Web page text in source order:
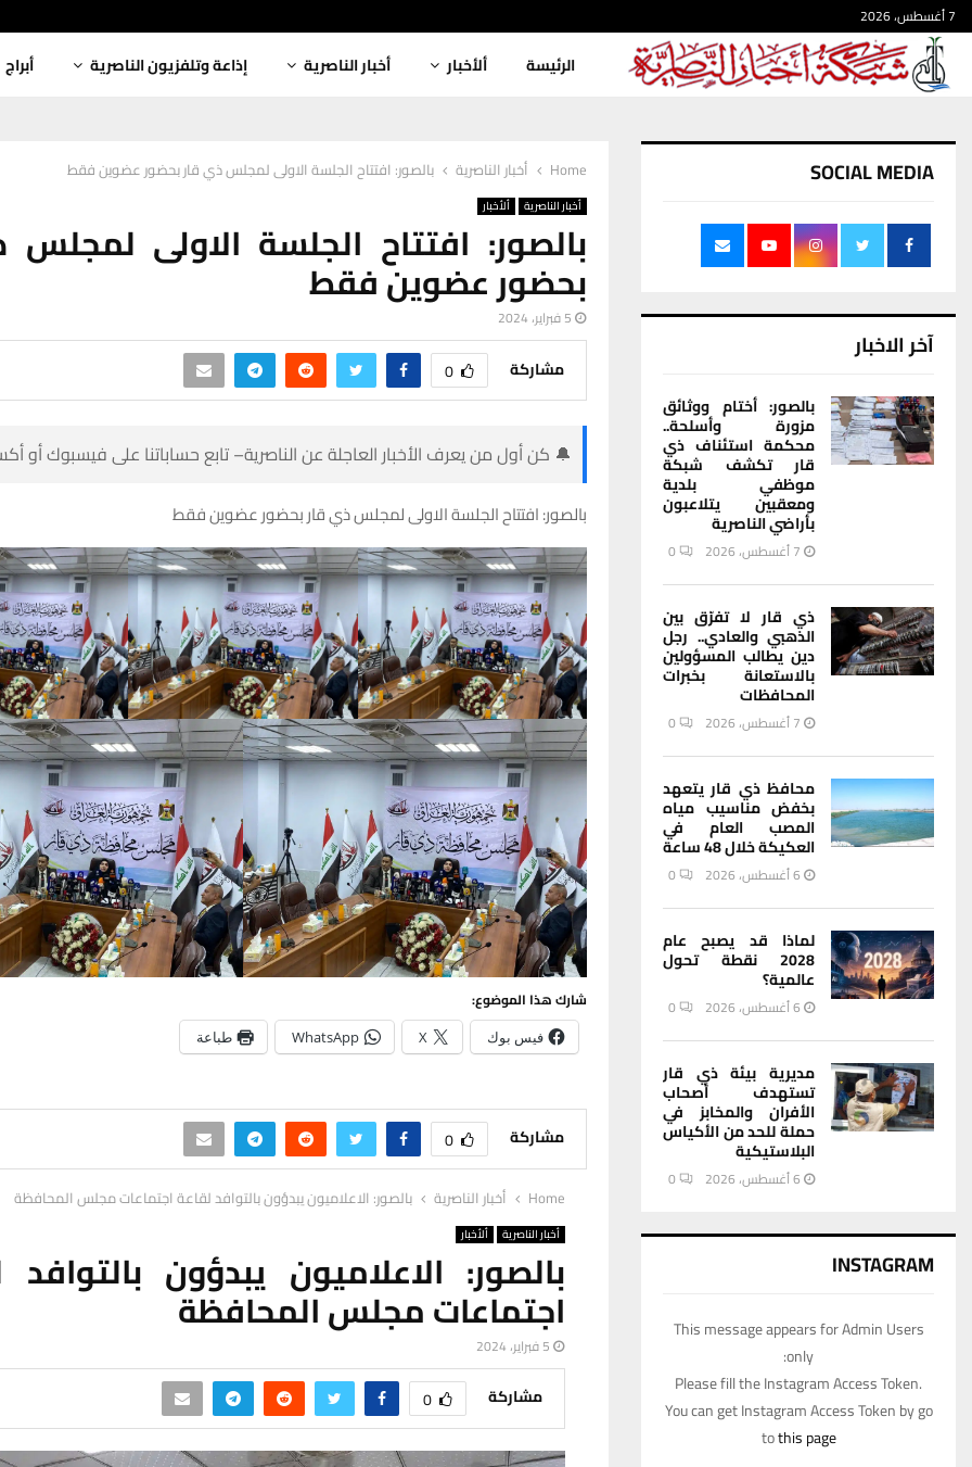
7 أغسطس، 2026
الرئيسة ألأخبار أخبار الناصرية إذاعة وتلفزيون الناصرية أبراج
Home أخبار الناصرية بالصور: افتتاح الجلسة الاولى لمجلس ذي قار بحضور عضوين فقط
أخبار الناصرية ألأخبار
بالصور: افتتاح الجلسة الاولى
بحضور عضوين فقط
5 فبراير، 2024
مشاركة 0
🔔 كن أول من يعرف الأخبار العاجلة عن الناصرية– تابع حساباتنا على فيسبوك أو
بالصور: افتتاح الجلسة الاولى لمجلس ذي قار بحضور عضوين فقط
شارك هذا الموضوع:
فيس بوك X
WhatsApp طباعة
مشاركة 0
Home أخبار الناصرية بالصور: الاعلاميون يبدؤون بالتوافد لقاعة اجتماعات مجلس المحافظة
أخبار الناصرية ألأخبار
بالصور: الاعلاميون يبدؤون بالتوافد
اجتماعات مجلس المحافظة
5 فبراير، 2024
مشاركة 0
SOCIAL MEDIA
آخر الاخبار
بالصور: أختام ووثائق
مزورة وأسلحة..
محكمة استئناف ذي
قار تكشف شبكة
موظفي بلدية
ومعقبين يتلاعبون
بأراضي الناصرية
7 أغسطس، 2026 0
ذي قار لا تفرّق بين
الذهبي والعادي.. رجل
دين يطالب المسؤولين
بالاستعانة بخبرات
المحافظات
7 أغسطس، 2026 0
محافظ ذي قار يتعهد
بخفض مناسيب مياه
المصب العام في
العكيكة خلال 48 ساعة
6 أغسطس، 2026 0
لماذا قد يصبح عام
2028 نقطة تحول
عالمية؟
6 أغسطس، 2026 0
مديرية بيئة ذي قار
تستهدف أصحاب
الأفران والمخابز في
حملة للحد من الأكياس
البلاستيكية
6 أغسطس، 2026 0
INSTAGRAM
This message appears for Admin Users
only:
Please fill the Instagram Access Token.
You can get Instagram Access Token by go
tothis page